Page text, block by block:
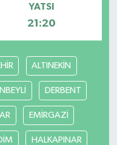
YATSI
21:20
ALTINEKİN
DERBENT
EMİRGAZİ
HALKAPINAR